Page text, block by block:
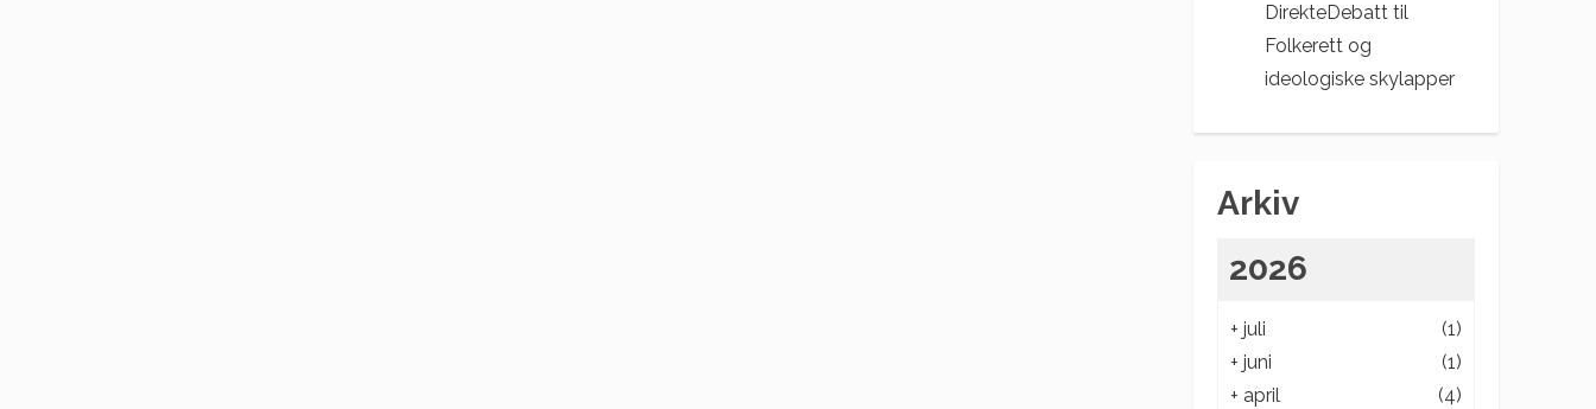
DirekteDebatttil
Folkerett og
ideologiske skylapper
Arkiv
2026
+ juli
(1)
+ juni
(1)
+ april
(4)